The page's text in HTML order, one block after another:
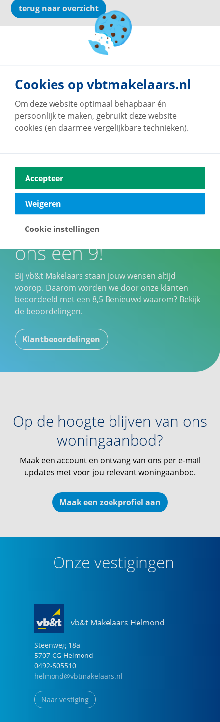
terug naar overzicht
Onze klanten geven
ons een 9!
Bij vb&t Makelaars staan jouw wensen altijd
voorop. Daarom worden we door onze klanten
beoordeeld met een 8,5 Benieuwd waarom? Bekijk
de beoordelingen.
Klantbeoordelingen
Op de hoogte blijven van ons
woningaanbod?
Maak een account en ontvang van ons per e-mail
updates met voor jou relevant woningaanbod.
Maak een zoekprofiel aan
Onze vestigingen
vb&t Makelaars Helmond
Steenweg 18a
5707 CG Helmond
0492-505510
helmond@vbtmakelaars.nl
Naar vestiging
Cookies op vbtmakelaars.nl
Om deze website optimaal behapbaar én
persoonlijk te maken, gebruikt deze website
cookies (en daarmee vergelijkbare technieken).
Accepteer
Weigeren
Cookie instellingen